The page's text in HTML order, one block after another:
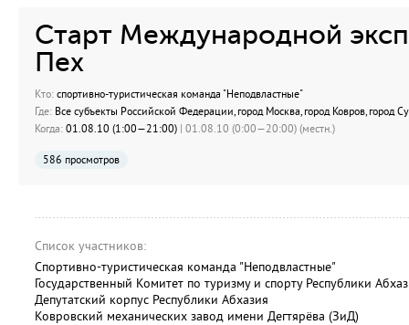
Старт Международной
Пех
Кто: спортивно-туристическая команда "Неподвластные"
Где: Все субъекты Российской Федерации, город Москва, город Ковров, город
Когда: 01.08.10 (1:00—21:00) | 01.08.10 (0:00—20:00) (местн.)
586 просмотров
Список участников:
Спортивно-туристическая команда "Неподвластные"
Государственный Комитет по туризму и спорту Республики
Депутатский корпус Республики Абхазия
Ковровский механических завод имени Дегтярёва (ЗиД)